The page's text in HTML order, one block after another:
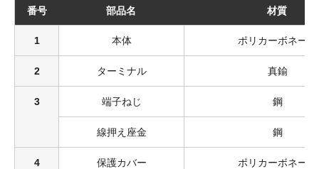
番号 部品名 材質
1 本体 ポリカーボネート
2 ターミナル 真鍮
3 端子ねじ 鋼
線押え座金 鋼
4 保護カバー ポリカーボネート